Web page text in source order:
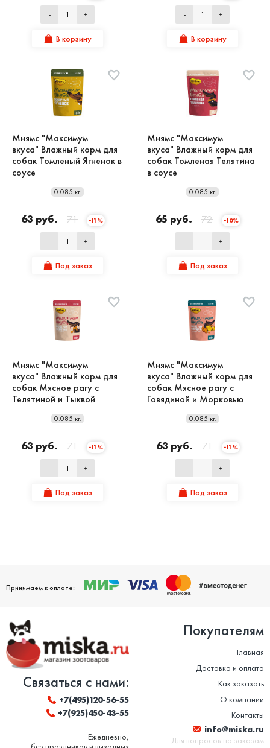
- +
В корзину
- +
В корзину
Мнямс "Максимум
вкуса" Влажный корм для
собак Томленый Ягненок в
соусе
0.085 кг.
63 руб. 71 -11%
- +
Под заказ
Мнямс "Максимум
вкуса" Влажный корм для
собак Томленая Телятина
в соусе
0.085 кг.
65 руб. 72 -10%
- +
Под заказ
Мнямс "Максимум
вкуса" Влажный корм для
собак Мясное рагу с
Телятиной и Тыквой
0.085 кг.
63 руб. 71 -11%
- +
Под заказ
Мнямс "Максимум
вкуса" Влажный корм для
собак Мясное рагу с
Говядиной и Морковью
0.085 кг.
63 руб. 71 -11%
- +
Под заказ
Принимаем к оплате:
Связаться с нами:
+7(495)120-56-55
+7(925)450-43-55
Ежедневно,
Покупателям
Главная
Доставка и оплата
Как заказать
О компании
Контакты
info@miska.ru
Для вопросов по заказам